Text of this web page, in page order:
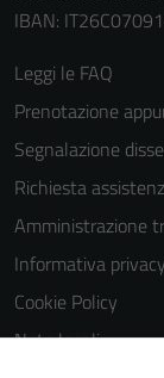
IBAN:
Leggi le FAQ
Prenotazione
Segnalazione
Richiesta
Amministrazione
Informativa privacy
Cookie Policy
Note legali